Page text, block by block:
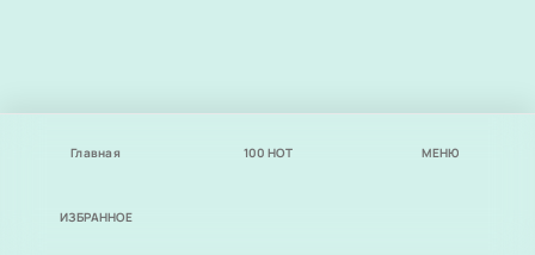
Главная 100 НОТ МЕНЮ
ИЗБРАННОЕ